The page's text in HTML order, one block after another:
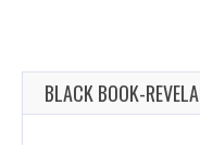
BLACK BOOK-